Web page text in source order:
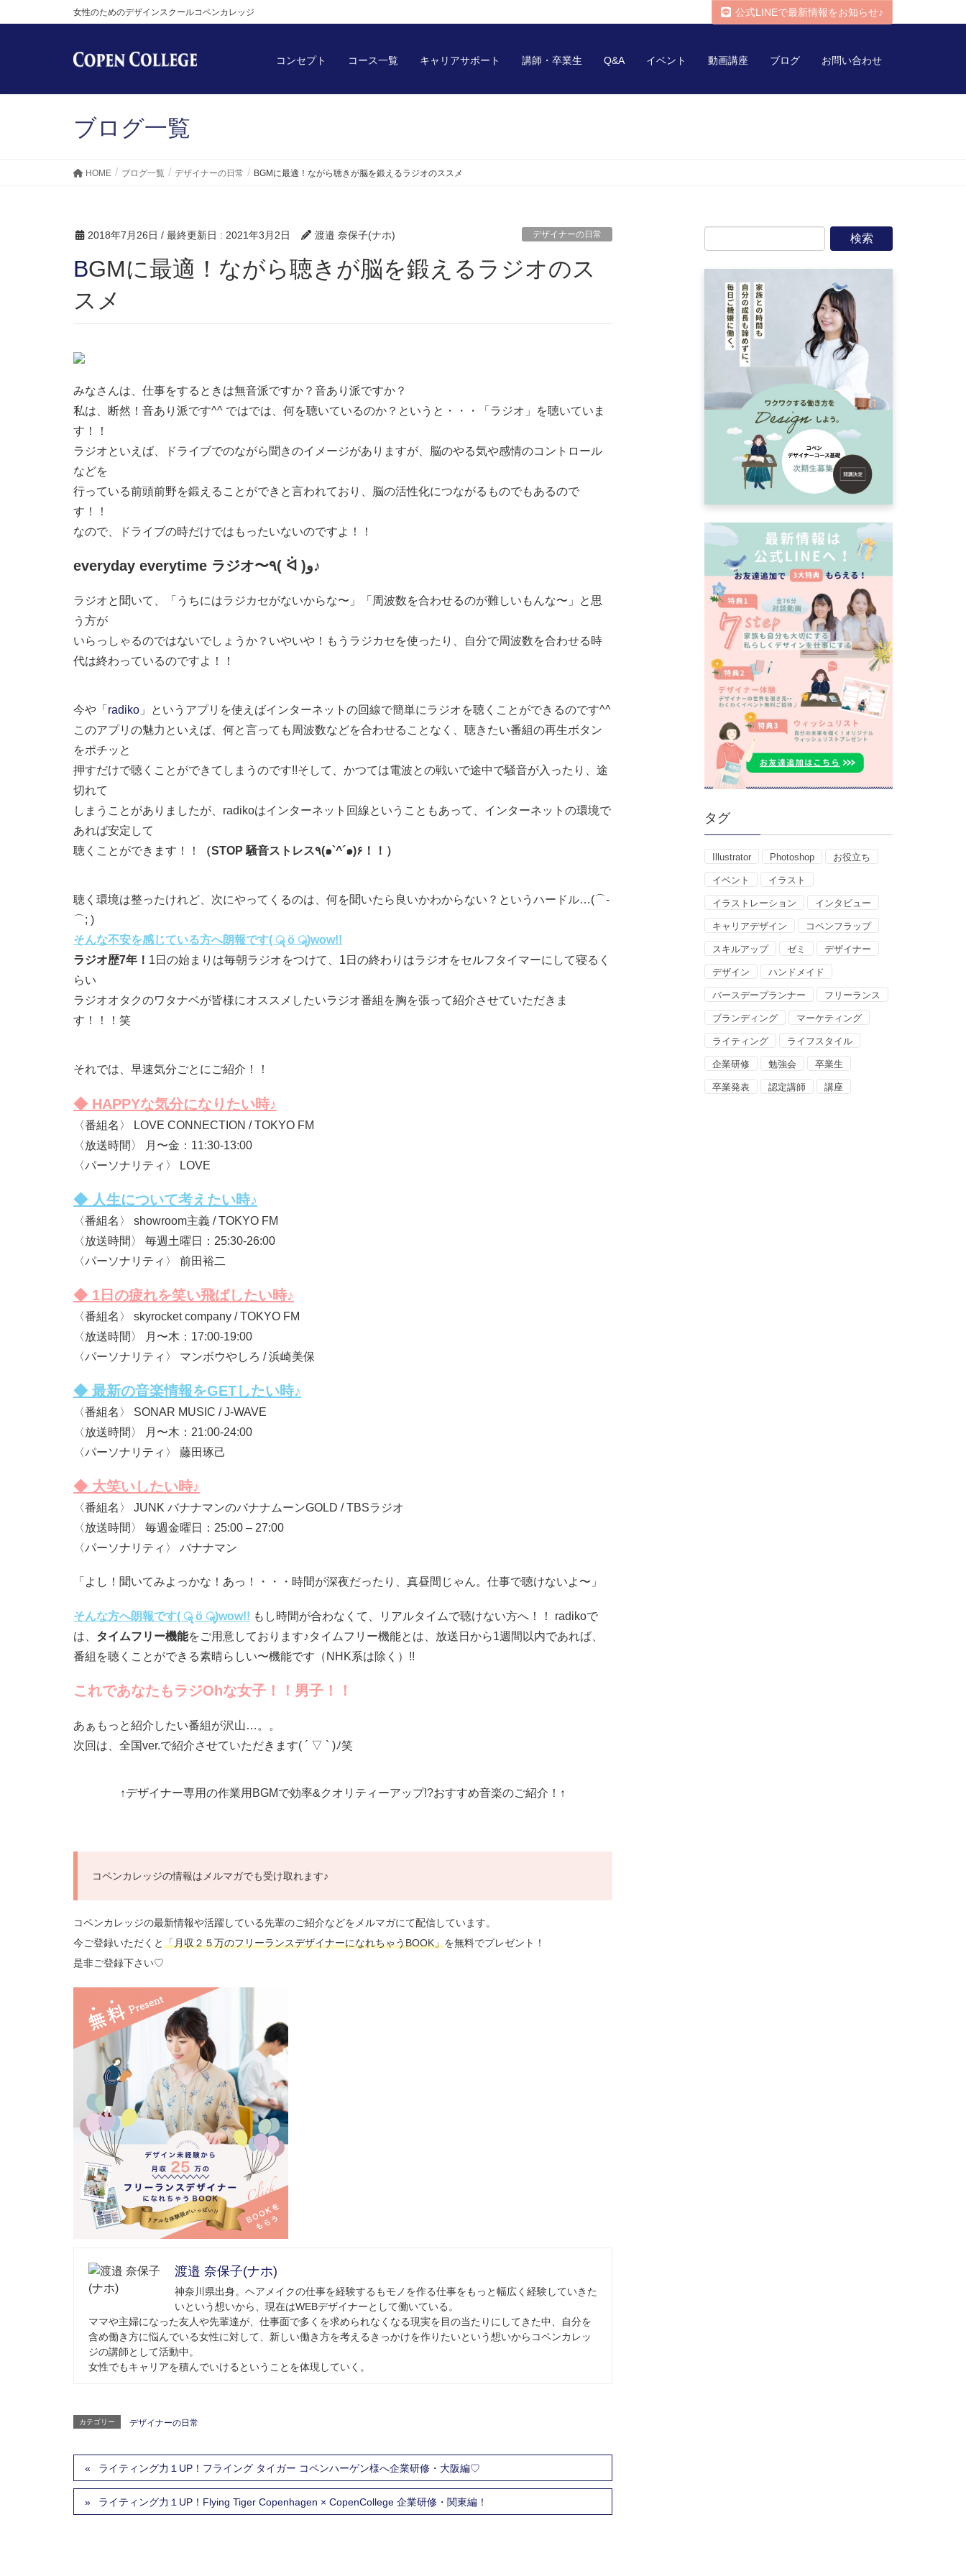
女性のためのデザインスクールコペンカレッジ 公式LINEで最新情報をお知らせ♪
コンセプト コース一覧 キャリアサポート 講師・卒業生 Q&A イベント 動画講座 ブログ お問い合わせ
ブログ一覧
HOME ブログ一覧 デザイナーの日常 BGMに最適！ながら聴きが脳を鍛えるラジオのススメ
2018年7月26日 / 最終更新日 : 2021年3月2日 渡邉 奈保子(ナホ) デザイナーの日常
BGMに最適！ながら聴きが脳を鍛えるラジオのス
スメ
みなさんは、仕事をするときは無音派ですか？音あり派ですか？
私は、断然！音あり派です^^ ではでは、何を聴いているのか？というと・・・「ラジオ」を聴いていま
す！！
ラジオといえば、ドライブでのながら聞きのイメージがありますが、脳のやる気や感情のコントロール
などを
行っている前頭前野を鍛えることができと言われており、脳の活性化につながるものでもあるので
す！！
なので、ドライブの時だけではもったいないのですよ！！
everyday everytime ラジオ〜٩( ᐛ )و♪
ラジオと聞いて、「うちにはラジカセがないからな〜」「周波数を合わせるのが難しいもんな〜」と思
う方が
いらっしゃるのではないでしょうか？いやいや！もうラジカセを使ったり、自分で周波数を合わせる時
代は終わっているのですよ！！
今や 「radiko」
というアプリを使えばインターネットの回線で簡単にラジオを聴くことができるのです^^
このアプリの魅力といえば、何と言っても周波数などを合わせることなく、聴きたい番組の再生ボタン
をポチッと
押すだけで聴くことができてしまうのです!!そして、かつては電波との戦いで途中で騒音が入ったり、途
切れて
しまうことがありましたが、radikoはインターネット回線ということもあって、インターネットの環境で
あれば安定して
聴くことができます！！
（STOP 騒音ストレス٩(๑`^´๑)۶！！）
聴く環境は整ったけれど、次にやってくるのは、何を聞いたら良いかわからない？というハードル…(⌒-
⌒; )
そんな不安を感じている方へ朗報です( ॣ ö ॣ)wow!!
ラジオ歴7年！ 1日の始まりは毎朝ラジオをつけて、1日の終わりはラジオをセルフタイマーにして寝るく
らい
ラジオオタクのワタナベが皆様にオススメしたいラジオ番組を胸を張って紹介させていただきま
す！！！笑
それでは、早速気分ごとにご紹介！！
◆ HAPPYな気分になりたい時♪
〈番組名〉 LOVE CONNECTION / TOKYO FM
〈放送時間〉 月〜金：11:30-13:00
〈パーソナリティ〉 LOVE
◆ 人生について考えたい時♪
〈番組名〉 showroom主義 / TOKYO FM
〈放送時間〉 毎週土曜日：25:30-26:00
〈パーソナリティ〉 前田裕二
◆ 1日の疲れを笑い飛ばしたい時♪
〈番組名〉 skyrocket company / TOKYO FM
〈放送時間〉 月〜木：17:00-19:00
〈パーソナリティ〉 マンボウやしろ / 浜崎美保
◆ 最新の音楽情報をGETしたい時♪
〈番組名〉 SONAR MUSIC / J-WAVE
〈放送時間〉 月〜木：21:00-24:00
〈パーソナリティ〉 藤田琢己
◆ 大笑いしたい時♪
〈番組名〉 JUNK バナナマンのバナナムーンGOLD / TBSラジオ
〈放送時間〉 毎週金曜日：25:00 – 27:00
〈パーソナリティ〉 バナナマン
「よし！聞いてみよっかな！あっ！・・・時間が深夜だったり、真昼間じゃん。仕事で聴けないよ〜」
そんな方へ朗報です( ॣ ö ॣ)wow!! もし時間が合わなくて、リアルタイムで聴けない方へ！！ radikoで
は、 タイムフリー機能をご用意しております♪タイムフリー機能とは、放送日から1週間以内であれば、
番組を聴くことができる素晴らしい〜機能です（NHK系は除く）!!
これであなたもラジOhな女子！！男子！！
あぁもっと紹介したい番組が沢山…。。
次回は、全国ver.で紹介させていただきます( ´ ▽ ` )ﾉ笑
↑デザイナー専用の作業用BGMで効率&クオリティーアップ!?おすすめ音楽のご紹介！↑
コペンカレッジの情報はメルマガでも受け取れます♪
コペンカレッジの最新情報や活躍している先輩のご紹介などをメルマガにて配信しています。
今ご登録いただくと「月収２５万のフリーランスデザイナーになれちゃうBOOK」を無料でプレゼント！
是非ご登録下さい♡
渡邉 奈保子(ナホ)
神奈川県出身。ヘアメイクの仕事を経験するもモノを作る仕事をもっと幅広く経験していきた
いという想いから、現在はWEBデザイナーとして働いている。
ママや主婦になった友人や先輩達が、仕事面で多くを求められなくなる現実を目の当たりにしてきた中、自分を
含め働き方に悩んでいる女性に対して、新しい働き方を考えるきっかけを作りたいという想いからコペンカレッ
ジの講師として活動中。
女性でもキャリアを積んでいけるということを体現していく。
カテゴリー デザイナーの日常
ライティング力１UP！フライング タイガー コペンハーゲン様へ企業研修・大阪編♡
ライティング力１UP！Flying Tiger Copenhagen × CopenCollege 企業研修・関東編！
タグ
Illustrator Photoshop お役立ち
イベント イラスト
イラストレーション インタビュー
キャリアデザイン コペンフラップ
スキルアップ ゼミ デザイナー
デザイン ハンドメイド
バースデープランナー フリーランス
ブランディング マーケティング
ライティング ライフスタイル
企業研修 勉強会 卒業生
卒業発表 認定講師 講座